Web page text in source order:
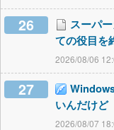
26
スーパ
ての役目を
2026/08/06
27
いんだけど
2026/08/07